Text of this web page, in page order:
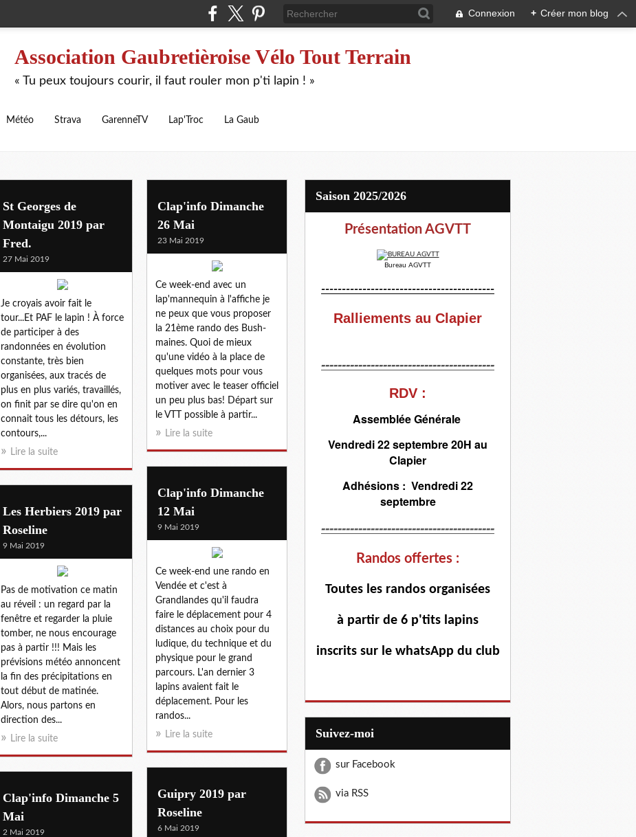
Connexion + Créer mon blog
Association Gaubretièroise Vélo Tout Terrain
« Tu peux toujours courir, il faut rouler mon p'ti lapin ! »
Météo Strava GarenneTV Lap'Troc La Gaub
St Georges de
Montaigu 2019 par
Fred.
27 Mai 2019
Je croyais avoir fait le
tour...Et PAF le lapin ! À force
de participer à des
randonnées en évolution
constante, très bien
organisées, aux tracés de
plus en plus variés, travaillés,
on finit par se dire qu'on en
connait tous les détours, les
contours,...
Lire la suite
Clap'info Dimanche
26 Mai
23 Mai 2019
Ce week-end avec un
lap'mannequin à l'affiche je
ne peux que vous proposer
la 21ème rando des Bush-
maines. Quoi de mieux
qu'une vidéo à la place de
quelques mots pour vous
motiver avec le teaser officiel
un peu plus bas! Départ sur
le VTT possible à partir...
Lire la suite
Clap'info Dimanche
12 Mai
9 Mai 2019
Ce week-end une rando en
Vendée et c'est à
Grandlandes qu'il faudra
faire le déplacement pour 4
distances au choix pour du
ludique, du technique et du
physique pour le grand
parcours. L'an dernier 3
lapins avaient fait le
déplacement. Pour les
randos...
Lire la suite
Les Herbiers 2019 par
Roseline
9 Mai 2019
Pas de motivation ce matin
au réveil : un regard par la
fenêtre et regarder la pluie
tomber, ne nous encourage
pas à partir !!! Mais les
prévisions météo annoncent
la fin des précipitations en
tout début de matinée.
Alors, nous partons en
direction des...
Lire la suite
Guipry 2019 par
Roseline
6 Mai 2019
Clap'info Dimanche 5
Mai
2 Mai 2019
Saison 2025/2026
Présentation AGVTT
Bureau AGVTT
------------------------------------------
Ralliements au Clapier
------------------------------------------
RDV :
Assemblée Générale
Vendredi 22 septembre 20H au
Clapier
Adhésions : Vendredi 22
septembre
------------------------------------------
Randos offertes :
Toutes les randos organisées
à partir de 6 p'tits lapins
inscrits sur le whatsApp du club
Suivez-moi
sur Facebook
via RSS